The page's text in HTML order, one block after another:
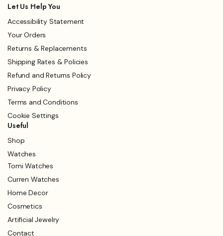
Let Us Help You
Accessibility Statement
Your Orders
Returns & Replacements
Shipping Rates & Policies
Refund and Returns Policy
Privacy Policy
Terms and Conditions
Cookie Settings
Useful
Shop
Watches
Tomi Watches
Curren Watches
Home Decor
Cosmetics
Artificial Jewelry
Contact